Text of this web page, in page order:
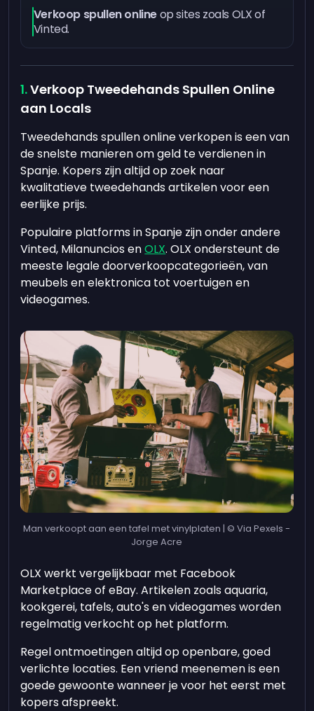
Verkoop spullen onlineop sites zoals OLX of
Vinted.
Verkoop Tweedehands Spullen Online
aan Locals
Tweedehands spullen online verkopen is een van
de snelste manieren om geld te verdienen in
Spanje. Kopers zijn altijd op zoek naar
kwalitatieve tweedehands artikelen voor een
eerlijke prijs.
Populaire platforms in Spanje zijn onder andere
Vinted, Milanuncios enOLX. OLX ondersteunt de
meeste legale doorverkoopcategorieën, van
meubels en elektronica tot voertuigen en
videogames.
Man verkoopt aan een tafel met vinylplaten | © Via Pexels -
Jorge Acre
OLX werkt vergelijkbaar met Facebook
Marketplace of eBay. Artikelen zoals aquaria,
kookgerei, tafels, auto's en videogames worden
regelmatig verkocht op het platform.
Regel ontmoetingen altijd op openbare, goed
verlichte locaties. Een vriend meenemen is een
goede gewoonte wanneer je voor het eerst met
kopers afspreekt.